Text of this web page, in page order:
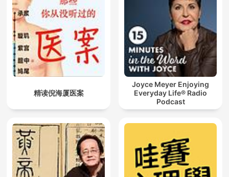
精读倪海厦医案
Joyce Meyer Enjoying
Everyday Life® Radio
Podcast